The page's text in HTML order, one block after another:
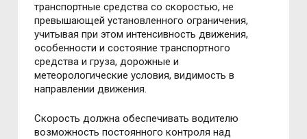
транспортные средства со скоростью, не
превышающей установленного ограничения,
учитывая при этом интенсивность движения,
особенности и состояние транспортного
средства и груза, дорожные и
метеорологические условия, видимость в
направлении движения.
Скорость должна обеспечивать водителю
возможность постоянного контроля над